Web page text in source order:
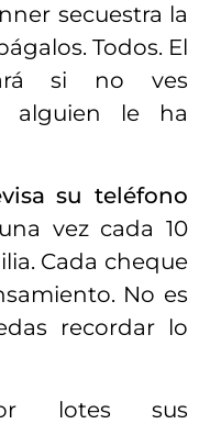
secuestra la
Todos. El
si no ves
alguien le ha
su teléfono
vez cada 10
Cada cheque
No es
recordar lo
lotes sus